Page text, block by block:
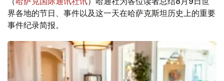
界各地的节日、事件以及这一天在哈萨克斯坦历史上的重要
事件纪录简报。